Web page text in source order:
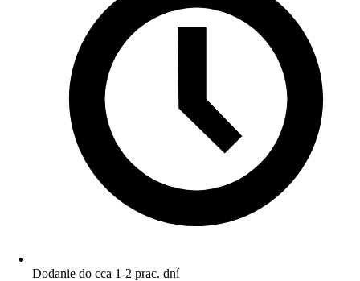
Dodanie do cca 1-2 prac. dní